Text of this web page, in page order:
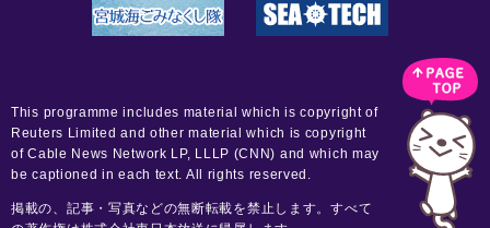
This programme includes material which is copyright of
Reuters Limited and other material which is copyright
of Cable News Network LP, LLLP (CNN) and which may
be captioned in each text. All rights reserved.
掲載の、記事・写真などの無断転載を禁止します。すべて